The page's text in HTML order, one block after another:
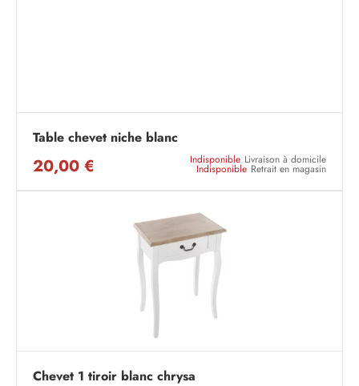
Table chevet niche blanc
20,00 € Indisponible Livraison à domicile
Indisponible Retrait en magasin
Chevet 1 tiroir blanc chrysa